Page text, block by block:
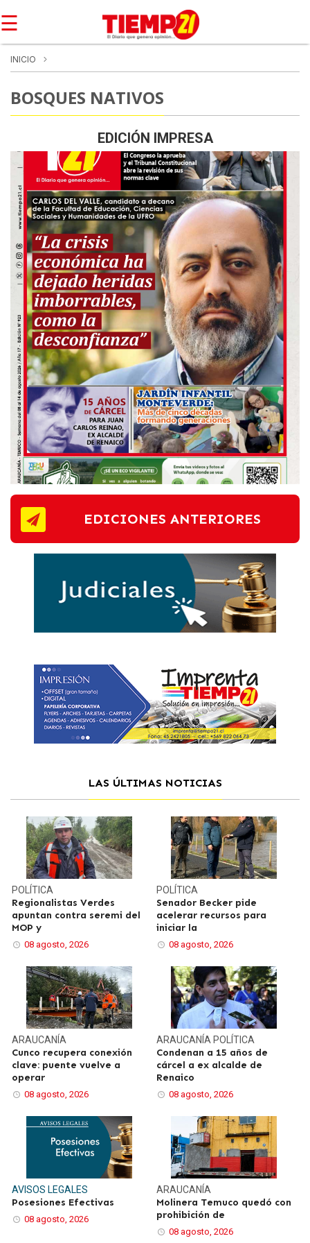
☰
INICIO
BOSQUES NATIVOS
EDICIÓN IMPRESA
EDICIONES ANTERIORES
LAS ÚLTIMAS NOTICIAS
POLÍTICA
Regionalistas Verdes
apuntan contra seremi del
MOP y
08 agosto, 2026
POLÍTICA
Senador Becker pide
acelerar recursos para
iniciar la
08 agosto, 2026
ARAUCANÍA
Cunco recupera conexión
clave: puente vuelve a
operar
08 agosto, 2026
ARAUCANÍA POLÍTICA
Condenan a 15 años de
cárcel a ex alcalde de
Renaico
08 agosto, 2026
AVISOS LEGALES
Posesiones Efectivas
08 agosto, 2026
ARAUCANÍA
Molinera Temuco quedó con
prohibición de
08 agosto, 2026